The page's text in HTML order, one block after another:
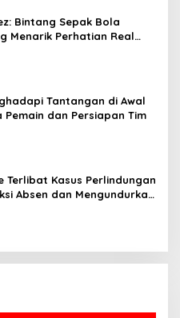
Bintang Sepak Bola
Menarik Perhatian Real
Tantangan di Awal
Pemain dan Persiapan Tim
Terlibat Kasus Perlindungan
Absen dan Mengundurkan